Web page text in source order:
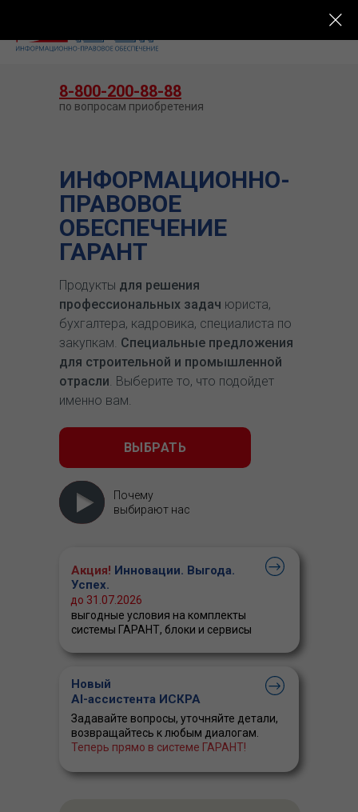
ИНФОРМАЦИОННО-
ПРАВОВОЕ
ОБЕСПЕЧЕНИЕ
ГАРАНТ
Продукты для решения
профессиональных задач юриста,
бухгалтера, кадровика, специалиста по
закупкам. Специальные предложения
для строительной и промышленной
отрасли. Выберите то, что подойдет
именно вам.
ВЫБРАТЬ
Почему
выбирают нас
Акция! Инновации. Выгода.
Успех.
выгодные условия на комплекты
системы ГАРАНТ, блоки и сервисы
до 31.07.2026
8-800-200-88-88
по вопросам приобретения
Новый
AI-ассистента ИСКРА
Задавайте вопросы, уточняйте детали,
возвращайтесь к любым диалогам.
Теперь прямо в системе ГАРАНТ!